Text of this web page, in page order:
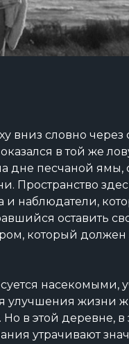
вниз словно
в той же
дне песчаной ямы,
Пространство
и наблюдатели,
оставить
который должен
насекомыми,
жизни
Но в этой деревне,
утрачивают